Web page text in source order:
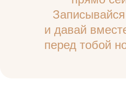
и давай
перед тобой